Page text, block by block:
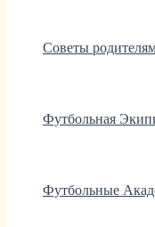
Советы
Футбольная
Футбольные